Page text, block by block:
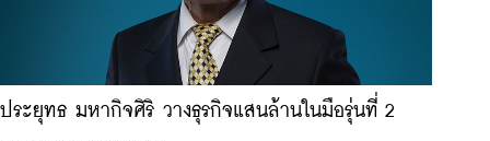
ประยุทธ มหากิจศิริ วางธุรกิจแสนล้านในมือรุ่นที่ 2